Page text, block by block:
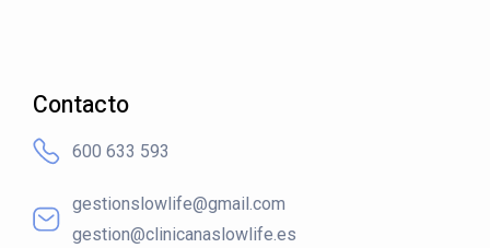
Contacto
600 633 593
gestionslowlife@gmail.com
gestion@clinicanaslowlife.es